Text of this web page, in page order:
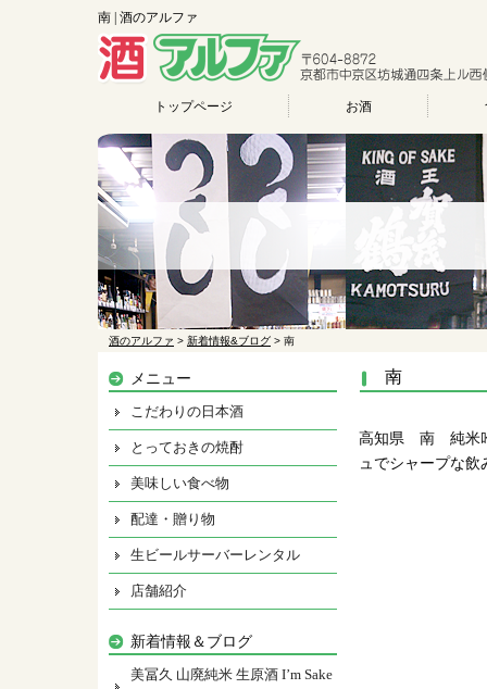
南 | 酒のアルファ
トップページ お酒
酒のアルファ > 新着情報&ブログ > 南
南
高知県 南 純米吟
ュでシャープな
メニュー
こだわりの日本酒
とっておきの焼酎
美味しい食べ物
配達・贈り物
生ビールサーバーレンタル
店舗紹介
新着情報＆ブログ
美冨久 山廃純米 生原酒 I’m Sake